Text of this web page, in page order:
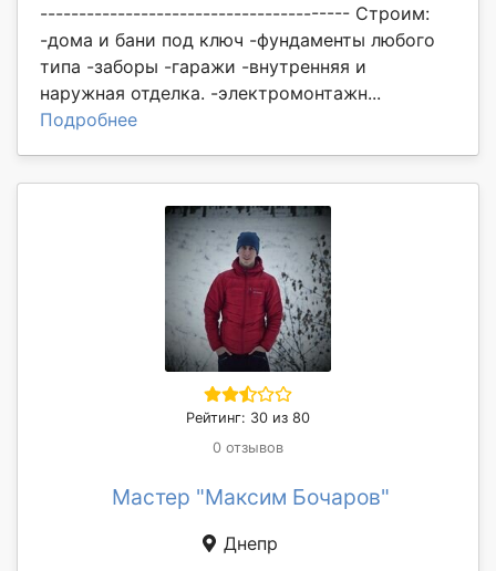
---------------------------------------- Строим:
-дома и бани под ключ -фундаменты любого
типа -заборы -гаражи -внутренняя и
наружная отделка. -электромонтажн...
Подробнее
Рейтинг: 30 из 80
0 отзывов
Мастер "Максим Бочаров"
Днепр